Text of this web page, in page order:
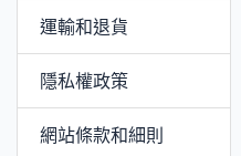
運輸和退貨
隱私權政策
網站條款和細則